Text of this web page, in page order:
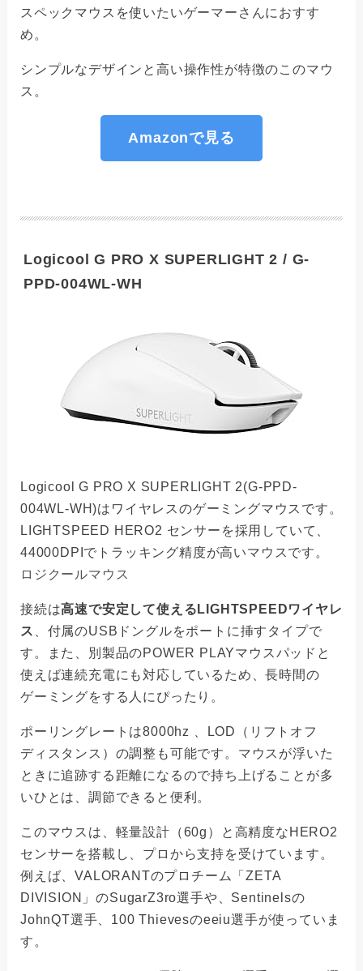
スペックマウスを使いたいゲーマーさんにおすす
め。
シンプルなデザインと高い操作性が特徴のこのマウ
ス。
Amazonで見る
Logicool G PRO X SUPERLIGHT 2 / G-
PPD-004WL-WH
Logicool G PRO X SUPERLIGHT 2(G-PPD-
004WL-WH)はワイヤレスのゲーミングマウスです。
LIGHTSPEED HERO2 センサーを採用していて、
44000DPIでトラッキング精度が高いマウスです。
ロジクールマウス
接続は高速で安定して使えるLIGHTSPEEDワイヤレ
ス
、付属のUSBドングルをポートに挿すタイプで
す。また、別製品のPOWER PLAYマウスパッドと
使えば連続充電にも対応しているため、長時間の
ゲーミングをする人にぴったり。
ポーリングレートは8000hz 、LOD（リフトオフ
ディスタンス）の調整も可能です。マウスが浮いた
ときに追跡する距離になるので持ち上げることが多
いひとは、調節できると便利。
このマウスは、軽量設計（60g）と高精度なHERO2
センサーを搭載し、プロから支持を受けています。
例えば、VALORANTのプロチーム「ZETA
DIVISION」のSugarZ3ro選手や、Sentinelsの
JohnQT選手、100 Thievesのeeiu選手が使っていま
す。